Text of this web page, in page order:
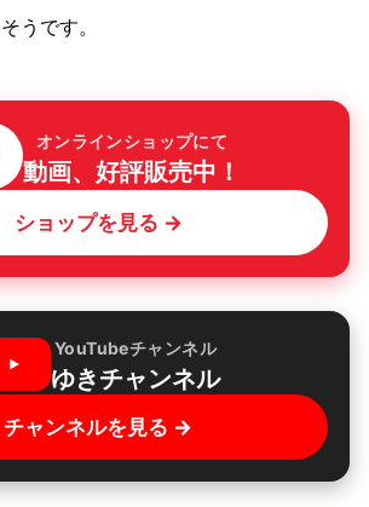
うです。
オンラインショップにて
動画、好評販売中！
ショップを見る →
YouTubeチャンネル
ゆきチャンネル
チャンネルを見る →